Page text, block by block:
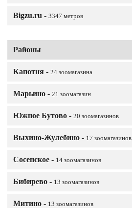
Районы
Капотня - 24 зоомагазина
Марьино - 21 зоомагазин
Южное Бутово - 20 зоомагазинов
Выхино-Жулебино - 17 зоомагазинов
Сосенское - 14 зоомагазинов
Бибирево - 13 зоомагазинов
Митино - 13 зоомагазинов
Bigzu.ru - 3347 метров